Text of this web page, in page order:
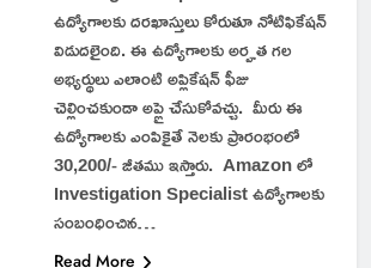
ఉద్యోగాలకు దరఖాస్తులు కోరుతూ నోటిఫికేషన్
విడుదలైంది. ఈ ఉద్యోగాలకు అర్హత గల
అభ్యర్థులు ఎలాంటి అప్లికేషన్ ఫీజు
చెల్లించకుండా అప్లై చేసుకోవచ్చు. మీరు ఈ
ఉద్యోగాలకు ఎంపికైతే నెలకు ప్రారంభంలో
30,200/- జీతము ఇస్తారు. Amazon లో
Investigation Specialist ఉద్యోగాలకు
సంబంధించిన…
Read More